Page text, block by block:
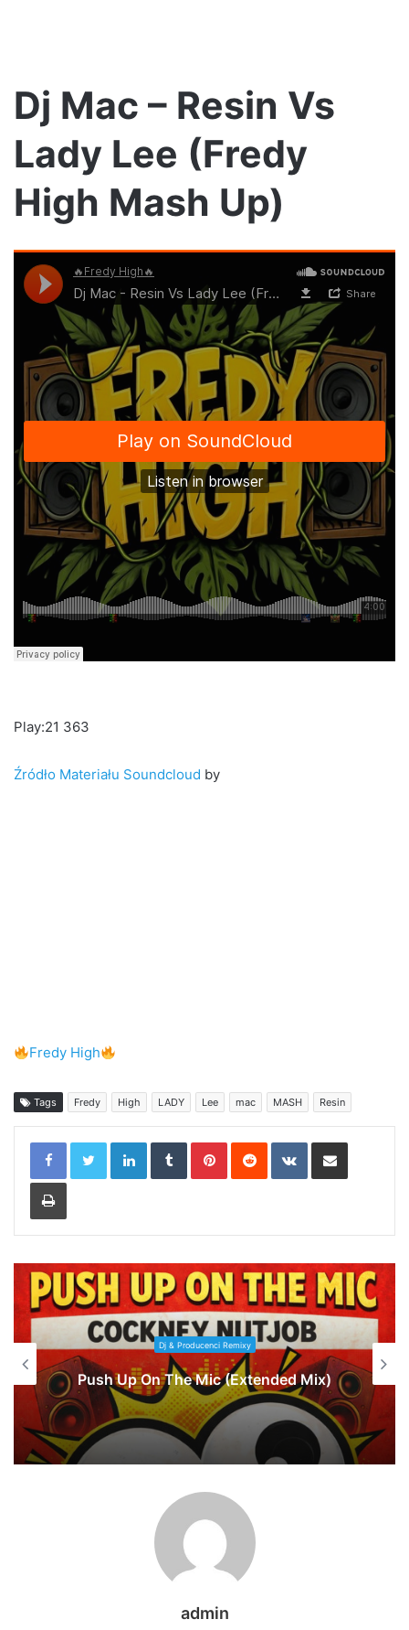
Dj Mac – Resin Vs
Lady Lee (Fredy
High Mash Up)
Play:21 363
Źródło Materiału Soundcloud by
Fredy High
Tags Fredy High LADY Lee mac MASH Resin
LinkedInTumblrPinterestReddit VKontakteShare via Email
Print
Dj & Producenci Remixy
Push Up On The Mic (Extended Mix)
admin